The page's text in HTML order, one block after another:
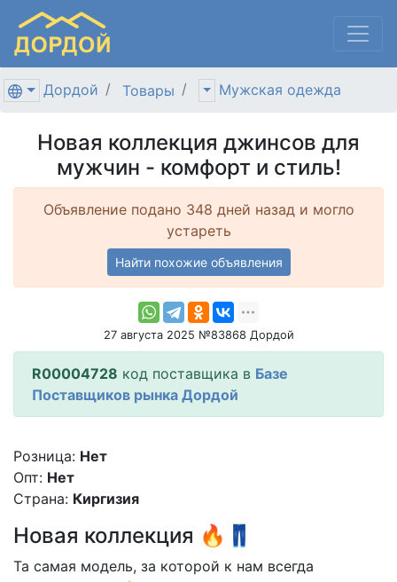
Дордой Товары Мужская одежда
Новая коллекция джинсов для
мужчин - комфорт и стиль!
Объявление подано 348 дней назад и могло
устареть
Найти похожие объявления
27 августа 2025 №83868 Дордой
R00004728 код поставщика в Базе
Поставщиков рынка Дордой
Розница: Нет
Опт: Нет
Страна: Киргизия
Новая коллекция 🔥👖
Та самая модель, за которой к нам всегда